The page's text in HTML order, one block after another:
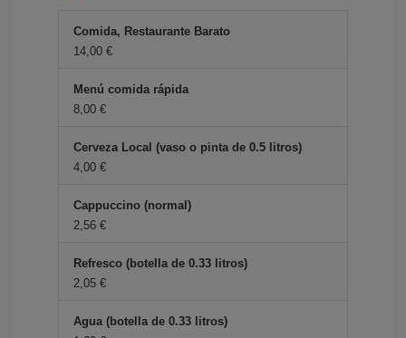
Comida, Restaurante Barato
14,00 €
Menú comida rápida
8,00 €
Cerveza Local (vaso o pinta de 0.5 litros)
4,00 €
Cappuccino (normal)
2,56 €
Refresco (botella de 0.33 litros)
2,05 €
Agua (botella de 0.33 litros)